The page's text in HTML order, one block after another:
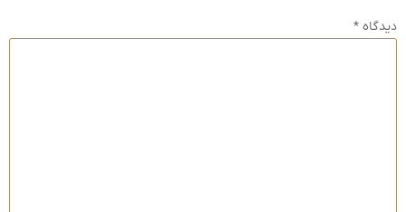
دیدگاه *